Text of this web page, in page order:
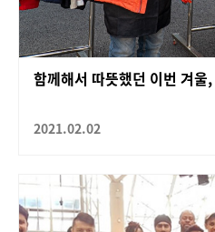
함께해서 따뜻했던 이번 겨
2021.02.02